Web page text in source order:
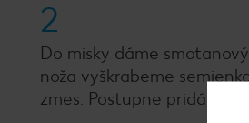
2
Do misky dáme
noža vyškrabeme
zmes. Postupne